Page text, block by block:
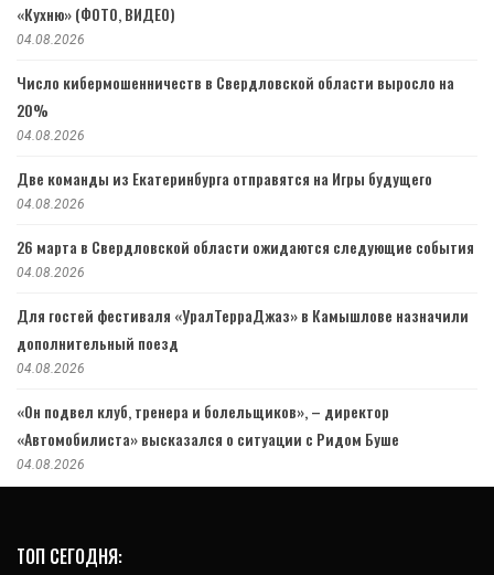
«Кухню» (ФОТО, ВИДЕО)
04.08.2026
Число кибермошенничеств в Свердловской области выросло на
20%
04.08.2026
Две команды из Екатеринбурга отправятся на Игры будущего
04.08.2026
26 марта в Свердловской области ожидаются следующие события
04.08.2026
Для гостей фестиваля «УралТерраДжаз» в Камышлове назначили
дополнительный поезд
04.08.2026
«Он подвел клуб, тренера и болельщиков», – директор
«Автомобилиста» высказался о ситуации с Ридом Буше
04.08.2026
ТОП СЕГОДНЯ: